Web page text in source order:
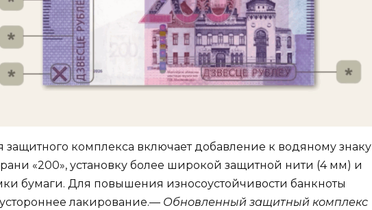
комплекса включает добавление к водяному знаку
«200», установку более широкой защитной нити (4 мм) и
бумаги. Для повышения износоустойчивости банкноты
лакирование.— Обновленный защитный комплекс